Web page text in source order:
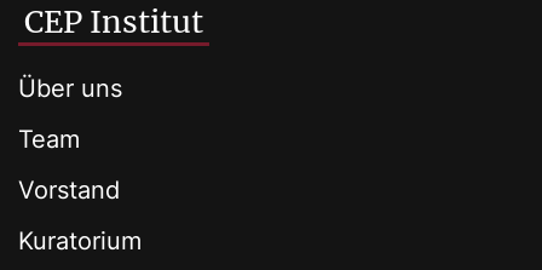
CEP Institut
Über uns
Team
Vorstand
Kuratorium